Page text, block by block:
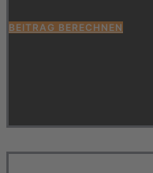
BEITRAG BERECHNEN